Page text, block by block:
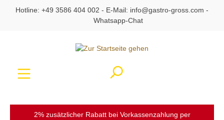
springen
Hotline: +49 3586 404 002 - E-Mail: info@gastro-gross.com -
Whatsapp-Chat
2% zusätzlicher Rabatt bei Vorkassenzahlung per